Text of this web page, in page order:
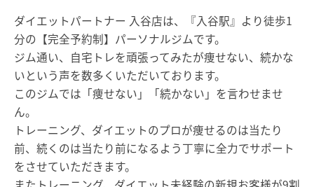
ダイエットパートナー 入谷店は、『入谷駅』より徒歩1
分の【完全予約制】パーソナルジムです。
ジム通い、自宅トレを頑張ってみたが痩せない、続かな
いという声を数多くいただいております。
このジムでは「痩せない」「続かない」を言わせませ
ん。
トレーニング、ダイエットのプロが痩せるのは当たり
前、続くのは当たり前になるよう丁寧に全力でサポート
をさせていただきます。